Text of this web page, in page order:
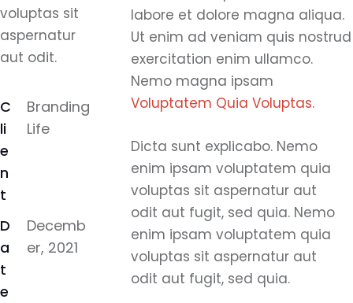
voluptas sit
aspernatur
aut odit.
C
li
e
n
t
Branding
Life
D
a
t
e
Decemb
er, 2021
labore et dolore magna aliqua.
Ut enim ad veniam quis nostrud
exercitation enim ullamco.
Nemo magna ipsam
Voluptatem Quia Voluptas.
Dicta sunt explicabo. Nemo
enim ipsam voluptatem quia
voluptas sit aspernatur aut
odit aut fugit, sed quia. Nemo
enim ipsam voluptatem quia
voluptas sit aspernatur aut
odit aut fugit, sed quia.